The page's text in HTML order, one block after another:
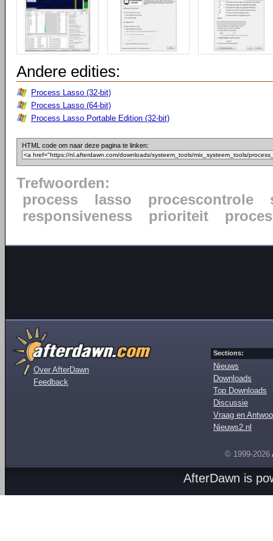
Andere edities:
Process Lasso (32-bit)
Process Lasso (64-bit)
Process Lasso Portable Edition (32-bit)
HTML code om naar deze pagina te linken:
Trefwoorden:
process
lasso procescontrole
responsiveness
prioriteit
Over AfterDawn
Feedback
Sections:
Nieuws
Downloads
Top Downloads
Discussie
Vraag en
Nieuws2.nl
© 1999-2026
AfterDawn is